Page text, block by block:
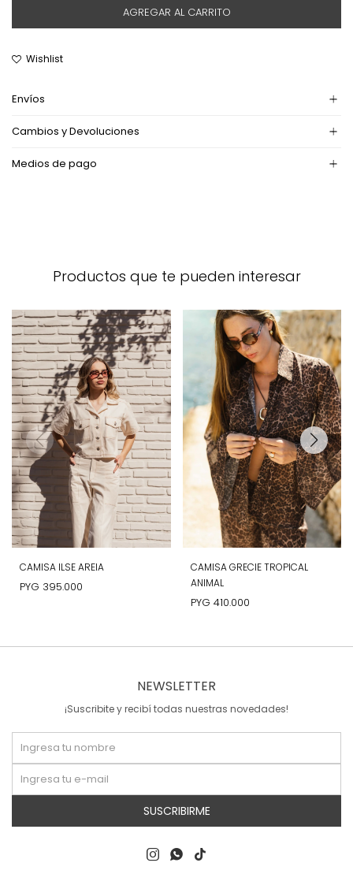
AGREGAR AL CARRITO
Envíos
Cambios y Devoluciones
Medios de pago
Productos que te pueden interesar
CAMISA ILSE AREIA
PYG 395.000
CAMISA GRECIE TROPICAL
ANIMAL
PYG 410.000
NEWSLETTER
¡Suscribite y recibí todas nuestras novedades!
SUSCRIBIRME
  